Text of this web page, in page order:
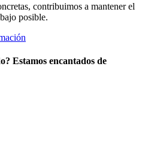
contribuimos a mantener el
posible.
Estamos encantados de